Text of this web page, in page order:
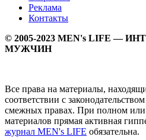
Реклама
Контакты
© 2005-2023 MEN's LIFE —
МУЖЧИН
Все права на материалы,
соответствии с
смежных правах. При полном или
материалов прямая активная
журнал MEN's LIFE обязательна.